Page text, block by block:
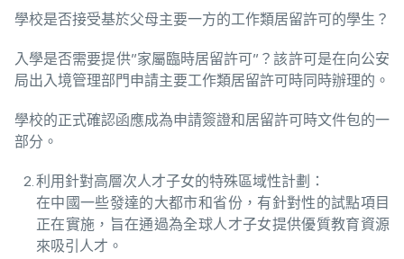
學校是否接受基於父母主要一方的工作類居留許可的學生？
入學是否需要提供”家屬臨時居留許可”？該許可是在向公安
局出入境管理部門申請主要工作類居留許可時同時辦理的。
學校的正式確認函應成為申請簽證和居留許可時文件包的一
部分。
利用針對高層次人才子女的特殊區域性計劃：
在中國一些發達的大都市和省份，有針對性的試點項目
正在實施，旨在通過為全球人才子女提供優質教育資源
來吸引人才。